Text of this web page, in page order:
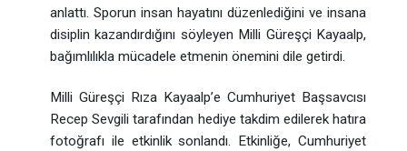
anlattı. Sporun insan hayatını düzenlediğini ve insana
disiplin kazandırdığını söyleyen Milli Güreşçi Kayaalp,
bağımlılıkla mücadele etmenin önemini dile getirdi.
Milli Güreşçi Rıza Kayaalp’e Cumhuriyet Başsavcısı
Recep Sevgili tarafından hediye takdim edilerek hatıra
fotoğrafı ile etkinlik sonlandı. Etkinliğe, Cumhuriyet